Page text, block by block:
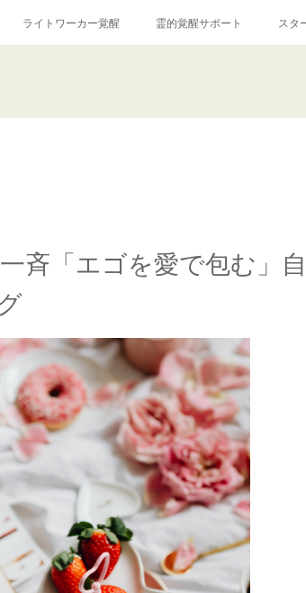
ライトワーカー覚醒 霊的覚醒サポート スタ
斉「エゴを愛で包む」